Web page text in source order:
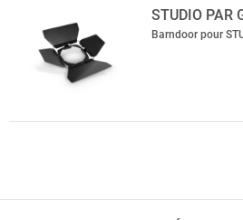
STUDIO PAR
Barndoor pour